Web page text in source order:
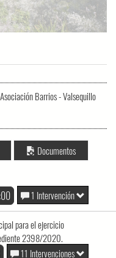
Barrios - Valsequillo
Documentos
1 Intervención
para el ejercicio
2398/2020.
11 Intervenciones